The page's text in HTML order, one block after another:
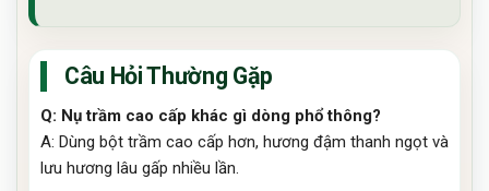
Câu Hỏi Thường Gặp
Q: Nụ trầm cao cấp khác gì dòng phổ thông?
A: Dùng bột trầm cao cấp hơn, hương đậm thanh ngọt và
lưu hương lâu gấp nhiều lần.